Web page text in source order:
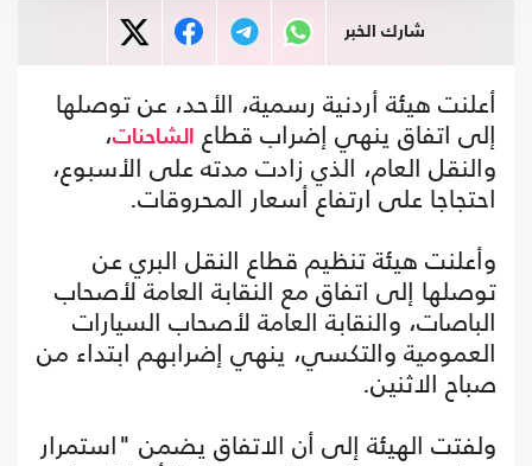
شارك الخبر
أعلنت هيئة أردنية رسمية، الأحد، عن توصلها
إلى اتفاق ينهي إضراب قطاع الشاحنات،
والنقل العام، الذي زادت مدته على الأسبوع،
احتجاجا على ارتفاع أسعار المحروقات.
وأعلنت هيئة تنظيم قطاع النقل البري عن
توصلها إلى اتفاق مع النقابة العامة لأصحاب
الباصات، والنقابة العامة لأصحاب السيارات
العمومية والتكسي، ينهي إضرابهم ابتداء من
صباح الاثنين.
ولفتت الهيئة إلى أن الاتفاق يضمن "استمرار